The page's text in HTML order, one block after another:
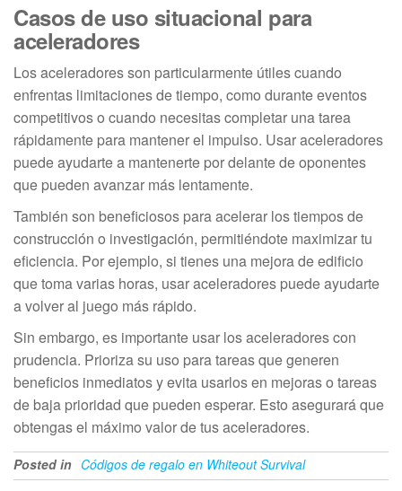
Casos de uso situacional para
aceleradores
Los aceleradores son particularmente útiles cuando
enfrentas limitaciones de tiempo, como durante eventos
competitivos o cuando necesitas completar una tarea
rápidamente para mantener el impulso. Usar aceleradores
puede ayudarte a mantenerte por delante de oponentes
que pueden avanzar más lentamente.
También son beneficiosos para acelerar los tiempos de
construcción o investigación, permitiéndote maximizar tu
eficiencia. Por ejemplo, si tienes una mejora de edificio
que toma varias horas, usar aceleradores puede ayudarte
a volver al juego más rápido.
Sin embargo, es importante usar los aceleradores con
prudencia. Prioriza su uso para tareas que generen
beneficios inmediatos y evita usarlos en mejoras o tareas
de baja prioridad que pueden esperar. Esto asegurará que
obtengas el máximo valor de tus aceleradores.
Posted in Códigos de regalo en Whiteout Survival